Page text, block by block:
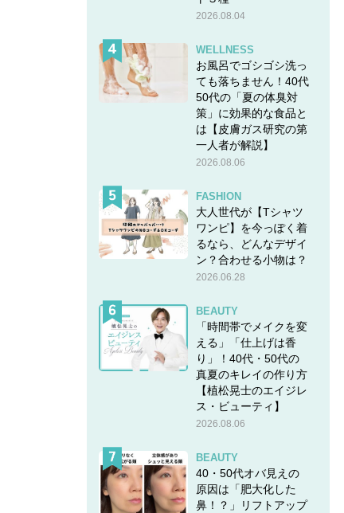
2026.08.04
WELLNESS
お風呂でゴシゴシ洗っ
ても落ちません！40代
50代の「夏の体臭対
策」に効果的な食品と
は【皮膚ガス研究の第
一人者が解説】
2026.08.06
FASHION
大人世代が【Tシャツ
ワンピ】を今っぽく着
るなら、どんなデザイ
ン？合わせる小物は？
2026.06.28
BEAUTY
「時間帯でメイクを変
える」「仕上げは香
り」！40代・50代の
真夏のキレイの作り方
【植松晃士のエイジレ
ス・ビューティ】
2026.08.06
BEAUTY
40・50代オバ見えの
原因は「肥大化した
鼻！？」リフトアップ